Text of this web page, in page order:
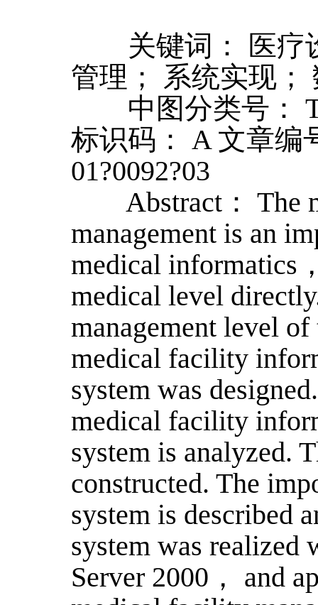
关键词： 医疗
管理； 系统实现；
中图分类号：
标识码： A 文章编
01?0092?03
Abstract： The
management is an
medical informatics
medical level
management level
medical facility
system was
medical facility
system is analyzed.
constructed. The
system is described
system was realized
Server 2000， and